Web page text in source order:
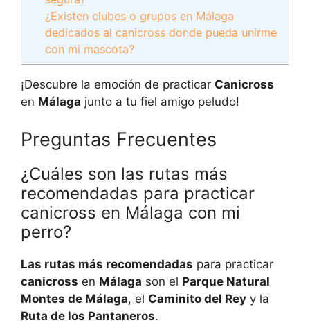
¿Existen clubes o grupos en Málaga
dedicados al canicross donde pueda unirme
con mi mascota?
¡Descubre la emoción de practicar Canicross
en Málaga junto a tu fiel amigo peludo!
Preguntas Frecuentes
¿Cuáles son las rutas más
recomendadas para practicar
canicross en Málaga con mi
perro?
Las rutas más recomendadas para practicar
canicross en Málaga son el Parque Natural
Montes de Málaga, el Caminito del Rey y la
Ruta de los Pantaneros.